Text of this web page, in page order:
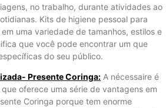
no trabalho, durante atividades ao
Kits de higiene pessoal para
uma variedade de tamanhos, estilos e
que você pode encontrar um que
do seu público.
Presente Coringa: A nécessaire é
oferece uma série de vantagens em
Coringa porque tem enorme